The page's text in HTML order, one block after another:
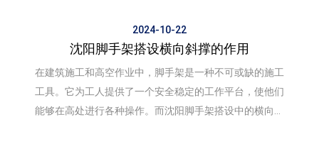
2024-10-22
沈阳脚手架搭设横向斜撑的作用
在建筑施工和高空作业中，脚手架是一种不可或缺的施工
工具。它为工人提供了一个安全稳定的工作平台，使他们
能够在高处进行各种操作。而沈阳脚手架搭设中的横向斜